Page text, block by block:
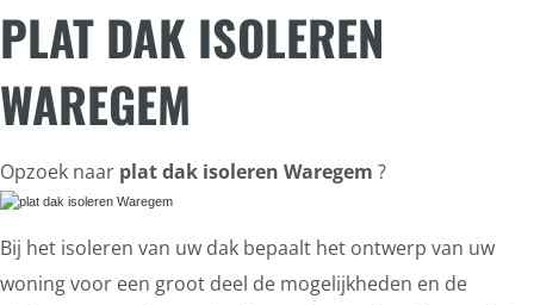
PLAT DAK ISOLEREN
WAREGEM
Opzoek naar plat dak isoleren Waregem ?
Bij het isoleren van uw dak bepaalt het ontwerp van uw
woning voor een groot deel de mogelijkheden en de